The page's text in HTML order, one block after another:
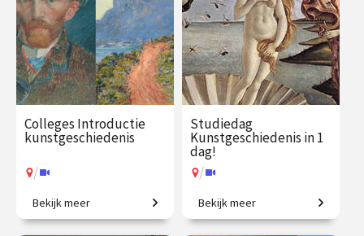
Colleges Introductie
kunstgeschiedenis
/
2500 jaar westerse
kunstgeschiedenis in
Bekijk meer
Studiedag
Kunstgeschiedenis in 1
dag!
/
Uitdagende expeditie van
Grieken tot moderne kunst.
Bekijk meer